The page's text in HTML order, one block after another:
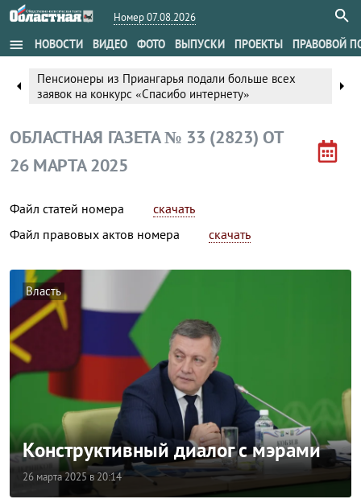
Номер 07.08.2026
menu НОВОСТИ ВИДЕО ФОТО ВЫПУСКИ ПРОЕКТЫ ПРАВОВОЙ
arrow_left
Пенсионеры из Приангарья подали больше всех
заявок на конкурс «Спасибо интернету»
arrow_right
ОБЛАСТНАЯ ГАЗЕТА № 33 (2823) ОТ
26 МАРТА 2025
Файл статей номера
скачать
Файл правовых актов номера
скачать
Власть
Конструктивный диалог с мэрами
26 марта 2025 в 20:14